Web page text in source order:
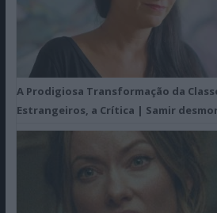
A Prodigiosa Transformação da
Estrangeiros, a Crítica | Samir